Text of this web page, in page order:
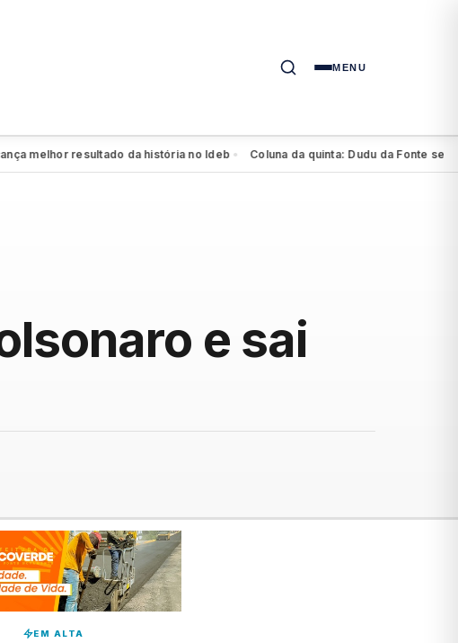
MENU
resultado da história no Ideb Coluna da quinta: Dudu da Fonte se
e sai
EM ALTA